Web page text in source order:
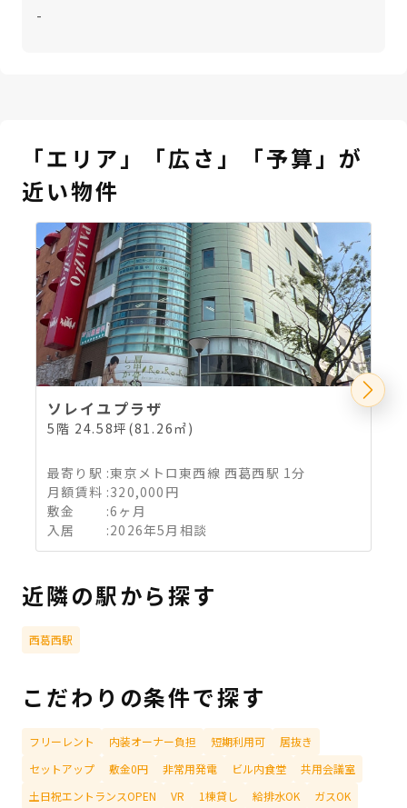
-
「エリア」「広さ」「予算」が
近い物件
ソレイユプラザ
5階 24.58坪(81.26㎡)
最寄り駅 :東京メトロ東西線 西葛西駅 1分
月額賃料 :320,000円
敷金
:6ヶ月
入居
:2026年5月相談
近隣の駅から探す
西葛西駅
こだわりの条件で探す
フリーレント 内装オーナー負担 短期利用可
居抜き
セットアップ
敷金0円 非常用発電 ビル内食堂
共用会議室
土日祝エントランスOPEN
VR 1棟貸し 給排水OK ガスOK